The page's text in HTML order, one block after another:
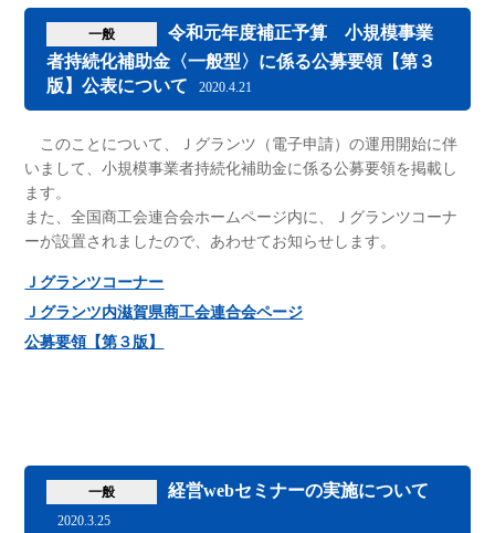
一般
令和元年度補正予算 小規模事業
者持続化補助金〈一般型〉に係る公募要領【第３
版】公表について
2020.4.21
このことについて、Ｊグランツ（電子申請）の運用開始に伴
いまして、小規模事業者持続化補助金に係る公募要領を掲載し
ます。
また、全国商工会連合会ホームページ内に、Ｊグランツコーナ
ーが設置されましたので、あわせてお知らせします。
Ｊグランツコーナー
Ｊグランツ内滋賀県商工会連合会ページ
公募要領【第３版】
一般 経営webセミナーの実施について
2020.3.25